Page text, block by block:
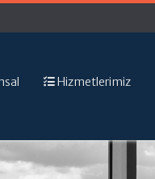
Hizmetlerimiz